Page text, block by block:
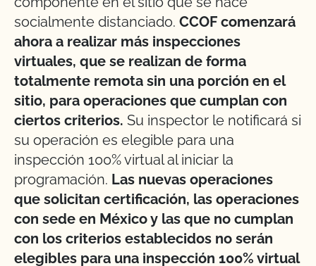
socialmente distanciado. CCOF comenzará
ahora a realizar más inspecciones
virtuales, que se realizan de forma
totalmente remota sin una porción en el
sitio, para operaciones que cumplan con
ciertos criterios. Su inspector le notificará si
su operación es elegible para una
inspección 100% virtual al iniciar la
programación. Las nuevas operaciones
que solicitan certificación, las operaciones
con sede en México y las que no cumplan
con los criterios establecidos no serán
elegibles para una inspección 100% virtual